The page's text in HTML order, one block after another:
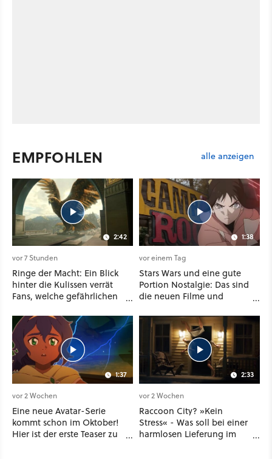
EMPFOHLEN alle anzeigen
2:42
vor 7 Stunden
Ringe der Macht: Ein Blick
hinter die Kulissen verrät
Fans, welche gefährlichen
warten
1:38
vor einem Tag
Stars Wars und eine gute
Portion Nostalgie: Das sind
die neuen Filme und
Disney Plus
1:37
vor 2 Wochen
Eine neue Avatar-Serie
kommt schon im Oktober!
Hier ist der erste Teaser zu
2:33
vor 2 Wochen
Raccoon City? »Kein
Stress« - Was soll bei einer
harmlosen Lieferung im